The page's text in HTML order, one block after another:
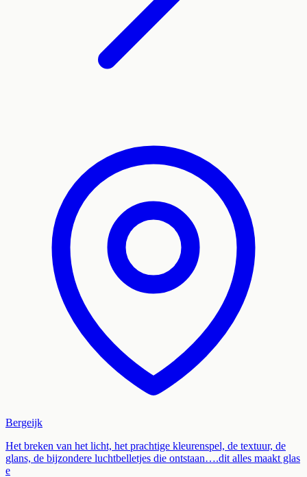
Bergeijk
Het breken van het licht, het prachtige kleurenspel, de textuur, de
glans, de bijzondere luchtbelletjes die ontstaan….dit alles maakt glas
e